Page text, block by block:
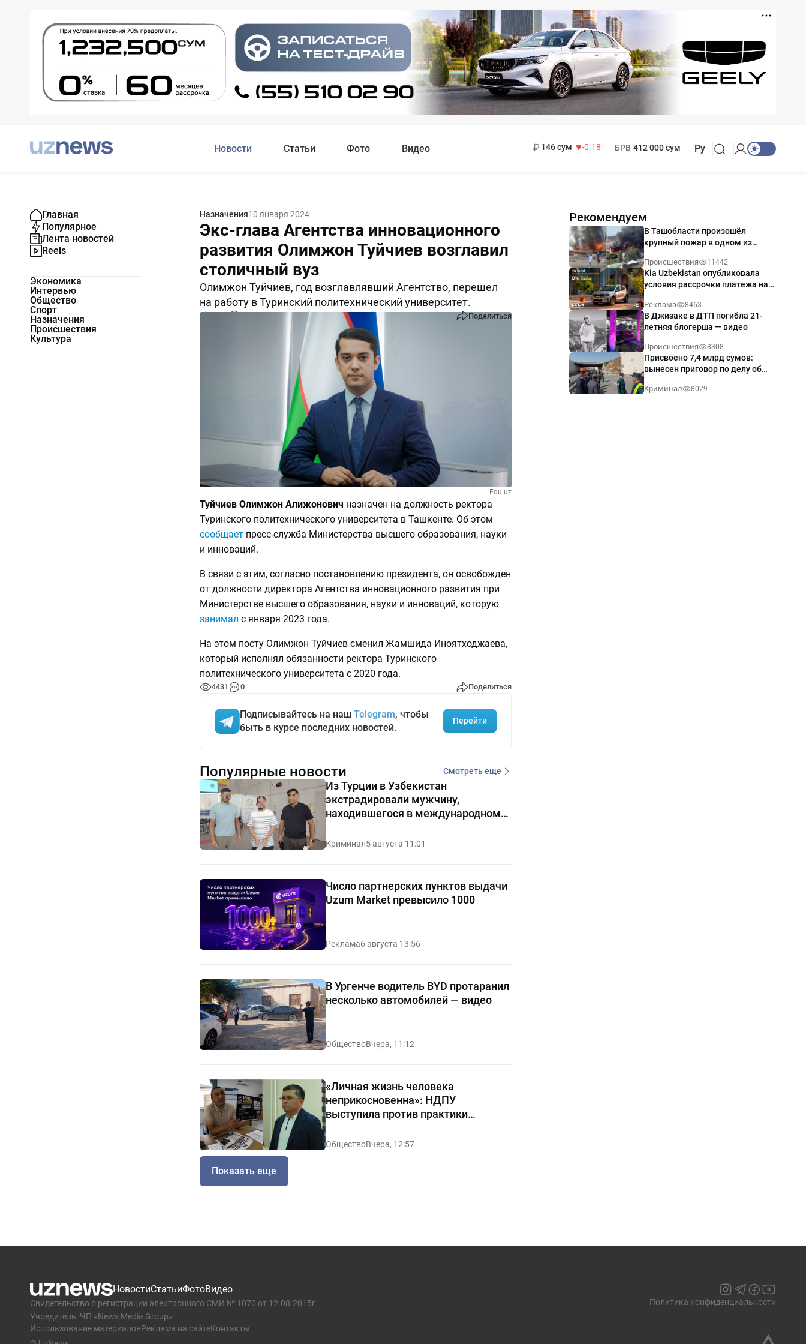
Новости Статьи Фото Видео
146 сум
-0.18
БРВ 412 000 сум Ру
Главная
Популярное
Лента новостей
Reels
Экономика
Интервью
Общество
Спорт
Назначения
Происшествия
Культура
Назначения10 января 2024
Экс-глава Агентства инновационного
развития Олимжон Туйчиев возглавил
столичный вуз
Олимжон Туйчиев, год возглавлявший Агентство, перешел
на работу в Туринский политехнический университет.
Поделиться
Edu.uz
Туйчиев Олимжон Алижонович назначен на должность ректора
Туринского политехнического университета в Ташкенте. Об этом
сообщаетпресс-служба Министерства высшего образования, науки
и инноваций.
В связи с этим, согласно постановлению президента, он освобожден
от должности директора Агентства инновационного развития при
Министерстве высшего образования, науки и инноваций, которую
занимал с января 2023 года.
На этом посту Олимжон Туйчиев сменил Жамшида Иноятходжаева,
который исполнял обязанности ректора Туринского
политехнического университета с 2020 года.
4431 0 Поделиться
Подписывайтесь на наш Telegram, чтобы
быть в курсе последних новостей.
Перейти
Рекомендуем
В Ташобласти произошёл
крупный пожар в одном из
Происшествия 11442
Kia Uzbekistan опубликовала
условия рассрочки платежа на
годовых
Реклама 8463
В Джизаке в ДТП погибла 21-
летняя блогерша — видео
Происшествия 8308
Присвоено 7,4 млрд сумов:
вынесен приговор по делу об
Ташкенте
Криминал 8029
Популярные новости Смотреть еще
Из Турции в Узбекистан
экстрадировали мужчину,
находившегося в международном
Криминал5 августа 11:01
Число партнерских пунктов выдачи
Uzum Market превысило 1000
Реклама6 августа 13:56
В Ургенче водитель BYD протаранил
несколько автомобилей — видео
ОбществоВчера, 11:12
«Личная жизнь человека
неприкосновенна»: НДПУ
выступила против практики
«позорных домов и махаллей»
ОбществоВчера, 12:57
Показать еще
НовостиСтатьиФотоВидео
Свидетельство о регистрации электронного СМИ № 1070 от 12.08.2015г.
Учредитель: ЧП «News Media Group»
Использование материаловРеклама на сайтеКонтакты
Политика конфиденциальности